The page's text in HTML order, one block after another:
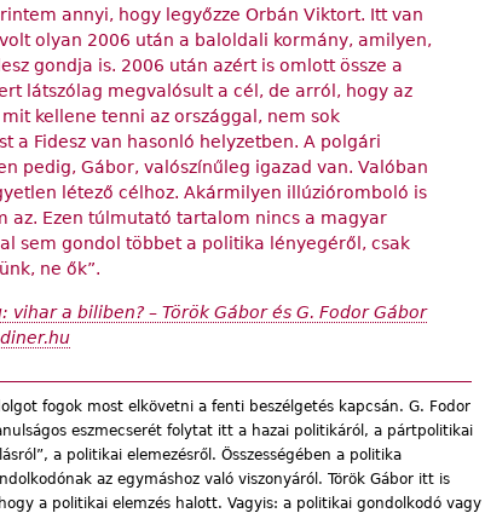
annyi, hogy legyőzze Orbán Viktort. Itt van
olyan 2006 után a baloldali kormány, amilyen,
gondja is. 2006 után azért is omlott össze a
látszólag megvalósult a cél, de arról, hogy az
kellene tenni az országgal, nem sok
a Fidesz van hasonló helyzetben. A polgári
pedig, Gábor, valószínűleg igazad van. Valóban
létező célhoz. Akármilyen illúzióromboló is
az. Ezen túlmutató tartalom nincs a magyar
sem gondol többet a politika lényegéről, csak
ne ők”.
vihar a biliben? – Török Gábor és G. Fodor Gábor
fogok most elkövetni a fenti beszélgetés kapcsán. G. Fodor
eszmecserét folytat itt a hazai politikáról, a pártpolitikai
a politikai elemezésről. Összességében a politika
az egymáshoz való viszonyáról. Török Gábor itt is
a politikai elemzés halott. Vagyis: a politikai gondolkodó vagy